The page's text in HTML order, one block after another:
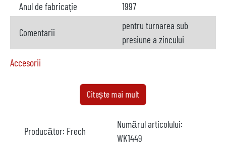
Anul de fabricație
1997
Comentarii
pentru turnarea sub
presiune a zincului
Accesorii
disponibil
Model
2 camere
Citește mai mult
Producător: Frech
Numărul articolului:
WK1449